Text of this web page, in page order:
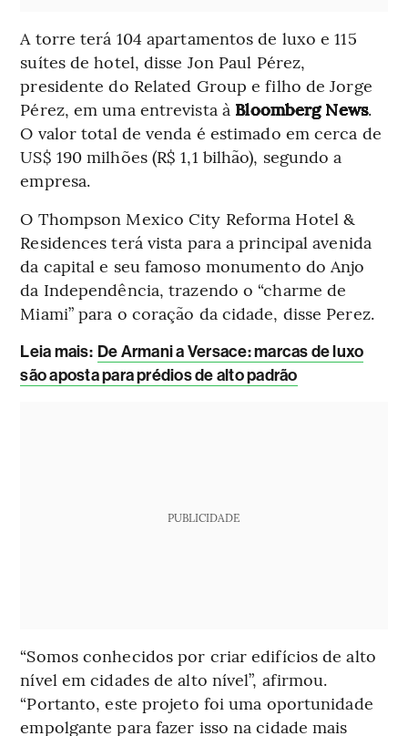
A torre terá 104 apartamentos de luxo e 115
suítes de hotel, disse Jon Paul Pérez,
presidente do Related Group e filho de Jorge
Pérez, em uma entrevista à Bloomberg News.
O valor total de venda é estimado em cerca de
US$ 190 milhões (R$ 1,1 bilhão), segundo a
empresa.
O Thompson Mexico City Reforma Hotel &
Residences terá vista para a principal avenida
da capital e seu famoso monumento do Anjo
da Independência, trazendo o “charme de
Miami” para o coração da cidade, disse Perez.
Leia mais: De Armani a Versace: marcas de luxo
são aposta para prédios de alto padrão
PUBLICIDADE
“Somos conhecidos por criar edifícios de alto
nível em cidades de alto nível”, afirmou.
“Portanto, este projeto foi uma oportunidade
empolgante para fazer isso na cidade mais